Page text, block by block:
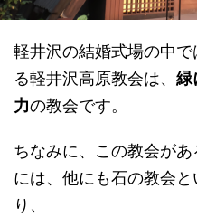
軽井沢の結婚式場の中で
る軽井沢高原教会は、 緑
力の教会です。
ちなみに、この教会が
には、他にも石の教会
り、